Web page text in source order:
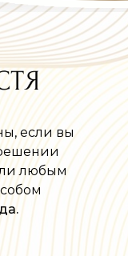
если вы
любым